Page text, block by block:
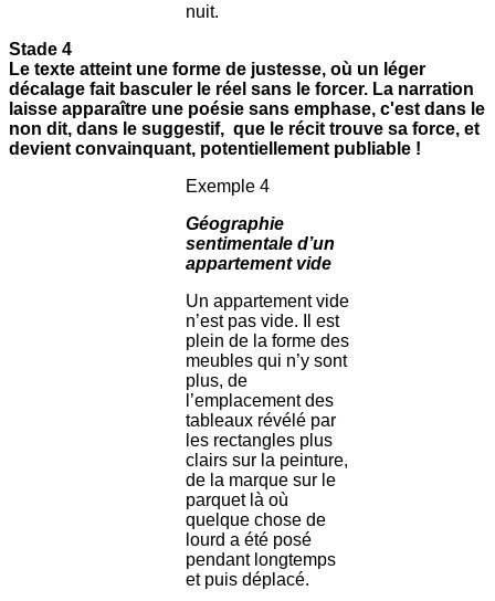
nuit.
Stade 4
Le texte atteint une forme de justesse, où un léger
décalage fait basculer le réel sans le forcer. La narration
laisse apparaître une poésie sans emphase, c'est dans le
non dit, dans le suggestif, que le récit trouve sa force, et
devient convainquant, potentiellement publiable !
Exemple 4
Géographie
sentimentale d’un
appartement vide
Un appartement vide
n’est pas vide. Il est
plein de la forme des
meubles qui n’y sont
plus, de
l’emplacement des
tableaux révélé par
les rectangles plus
clairs sur la peinture,
de la marque sur le
parquet là où
quelque chose de
lourd a été posé
pendant longtemps
et puis déplacé.